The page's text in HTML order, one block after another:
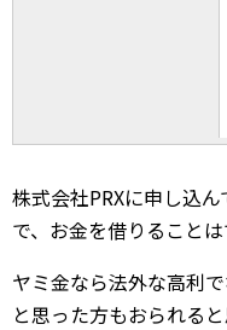
株式会社PRXに申し込
で、お金を借りることは
ヤミ金なら法外な高利
と思った方もおられる